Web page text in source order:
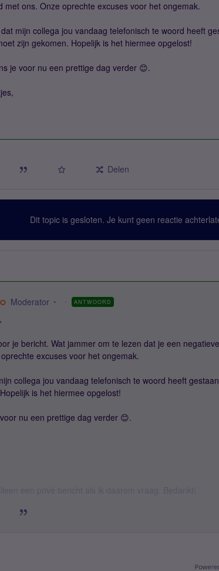
met ons. Onze oprechte excuses voor het ongemak.
mijn collega jou vandaag telefonisch te woord heeft
zijn gekomen. Hopelijk is het hiermee opgelost!
je voor nu een prettige dag verder 😊.
Delen
Dit topic is gesloten. Je kunt geen reactie
Moderator ANTWOORD
,
je bericht. Wat jammer om te lezen dat je een
excuses voor het ongemak.
collega jou vandaag telefonisch te woord heeft
is het hiermee opgelost!
nu een prettige dag verder 😊.